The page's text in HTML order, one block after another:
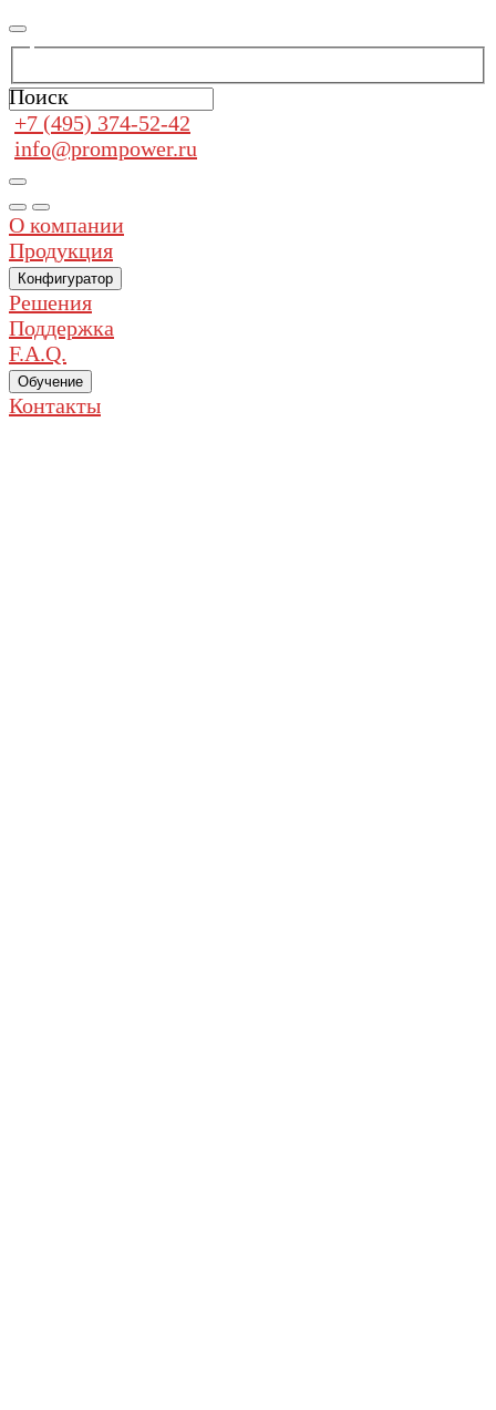
Поиск
+7 (495) 374-52-42
info@prompower.ru
О компании
Продукция
Конфигуратор
Решения
Поддержка
F.A.Q.
Обучение
Контакты